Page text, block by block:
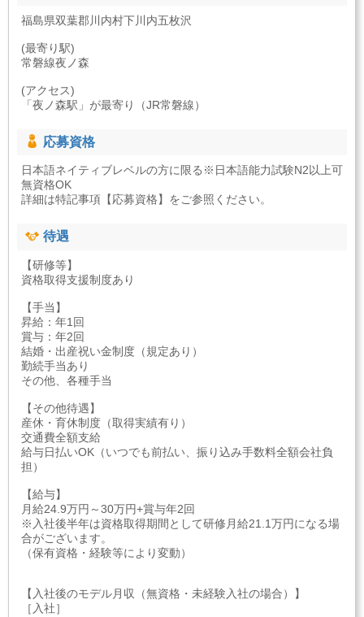
福島県双葉郡川内村下川内五枚沢
(最寄り駅)
常磐線夜ノ森
(アクセス)
「夜ノ森駅」が最寄り（JR常磐線）
応募資格
日本語ネイティブレベルの方に限る※日本語能力試験N2以上可
無資格OK
詳細は特記事項【応募資格】をご参照ください。
待遇
【研修等】
資格取得支援制度あり
【手当】
昇給：年1回
賞与：年2回
結婚・出産祝い金制度（規定あり）
勤続手当あり
その他、各種手当
【その他待遇】
産休・育休制度（取得実績有り）
交通費全額支給
給与日払いOK（いつでも前払い、振り込み手数料全額会社負
担）
【給与】
月給24.9万円～30万円+賞与年2回
※入社後半年は資格取得期間として研修月給21.1万円になる場
合がございます。
（保有資格・経験等により変動）
【入社後のモデル月収（無資格・未経験入社の場合）】
［入社］